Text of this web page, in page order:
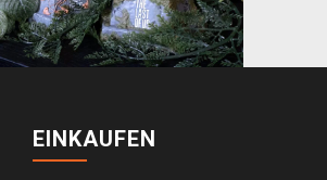
EINKAUFEN